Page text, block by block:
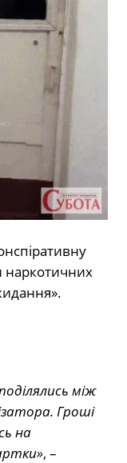
наркотичних
між
Гроші
на
, –